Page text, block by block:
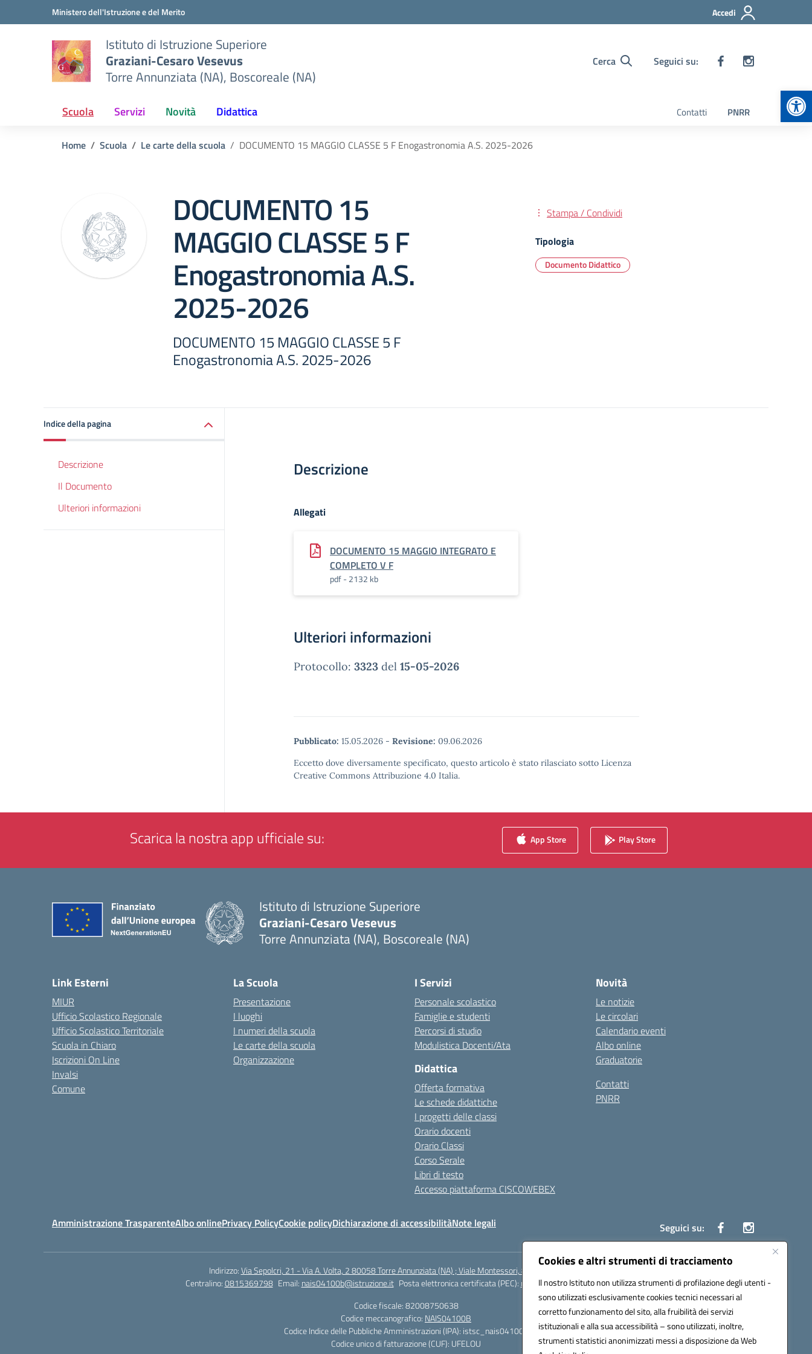
Cookies e altri strumenti di tracciamento
Il nostro Istituto non utilizza strumenti di profilazione degli utenti -
sono utilizzati esclusivamente cookies tecnici necessari al
corretto funzionamento del sito, alla fruibilità dei servizi
istituzionali e alla sua accessibilità – sono utilizzati, inoltre,
strumenti statistici anonimizzati messi a disposizione da Web
Vai ai contenuti
Vai al menu di navigazioneMinistero dell'Istruzione e del Merito Accedi
Istituto di Istruzione Superiore
Graziani-Cesaro Vesevus
Torre Annunziata (NA), Boscoreale (NA)
Cerca Seguici su:
Scuola Servizi Novità Didattica Contatti PNRR
Home Scuola Le carte della scuola DOCUMENTO 15 MAGGIO CLASSE 5 F Enogastronomia A.S. 2025-2026
DOCUMENTO 15
MAGGIO CLASSE 5 F
Enogastronomia A.S.
2025-2026
DOCUMENTO 15 MAGGIO CLASSE 5 F
Enogastronomia A.S. 2025-2026
Stampa / Condividi
Tipologia
Documento Didattico
Indice della pagina
Descrizione
Il Documento
Ulteriori informazioni
Descrizione
Allegati
DOCUMENTO 15 MAGGIO INTEGRATO E
COMPLETO V F
pdf - 2132 kb
Ulteriori informazioni
Protocollo: 3323 del 15-05-2026
Pubblicato: 15.05.2026 - Revisione: 09.06.2026
Eccetto dove diversamente specificato, questo articolo è stato rilasciato sotto Licenza
Creative Commons Attribuzione 4.0 Italia.
Scarica la nostra app ufficiale su: App Store Play Store
Istituto di Istruzione Superiore
Graziani-Cesaro Vesevus
Torre Annunziata (NA), Boscoreale (NA)
Link Esterni
MIUR
Ufficio Scolastico Regionale
Ufficio Scolastico Territoriale
Scuola in Chiaro
Iscrizioni On Line
Invalsi
Comune
La Scuola
Presentazione
I luoghi
I numeri della scuola
Le carte della scuola
Organizzazione
I Servizi
Personale scolastico
Famiglie e studenti
Percorsi di studio
Modulistica Docenti/Ata
Didattica
Offerta formativa
Le schede didattiche
I progetti delle classi
Orario docenti
Orario Classi
Corso Serale
Libri di testo
Accesso piattaforma CISCOWEBEX
Novità
Le notizie
Le circolari
Calendario eventi
Albo online
Graduatorie
Contatti
PNRR
Amministrazione TrasparenteAlbo onlinePrivacy PolicyCookie policyDichiarazione di accessibilitàNote legali Seguici su:
Indirizzo:Via Sepolcri, 21 - Via A. Volta, 2 80058 Torre Annunziata (NA) ; Viale Montessori, 80041 Boscoreale (NA)
Centralino:0815369798 Email: nais04100b@istruzione.it Posta elettronica certificata (PEC): nais04100b@pec.istruzione.it
Codice fiscale: 82008750638
Codice meccanografico: NAIS04100B
Codice Indice delle Pubbliche Amministrazioni (IPA): istsc_nais04100b
Codice unico di fatturazione (CUF): UFELOU